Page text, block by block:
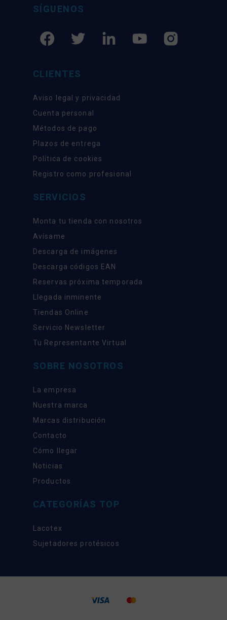
SÍGUENOS
CLIENTES
Aviso legal y privacidad
Cuenta personal
Métodos de pago
Plazos de entrega
Política de cookies
Registro como profesional
SERVICIOS
Monta tu tienda con nosotros
Avísame
Descarga de imágenes
Descarga códigos EAN
Reservas próxima temporada
Llegada inminente
Tiendas Online
Servicio Newsletter
Tu Representante Virtual
SOBRE NOSOTROS
La empresa
Nuestra marca
Marcas distribución
Contacto
Cómo llegar
Noticias
Productos
CATEGORÍAS TOP
Lacotex
Sujetadores protésicos